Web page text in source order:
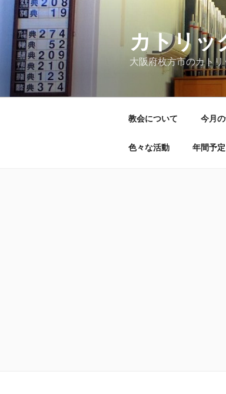
カトリッ
大阪府枚方市のカト
教会について 今月
色々な活動 年間予定